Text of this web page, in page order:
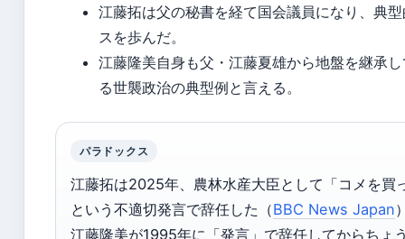
江藤拓は父の秘書を経て国会議員になり、典
スを歩んだ。
江藤隆美自身も父・江藤夏雄から地盤を継承
る世襲政治の典型例と言える。
パラドックス
江藤拓は2025年、農林水産大臣として「コメを買
という不適切発言で辞任した（BBC News Japan
江藤隆美が1995年に「発言」で辞任してからちょ